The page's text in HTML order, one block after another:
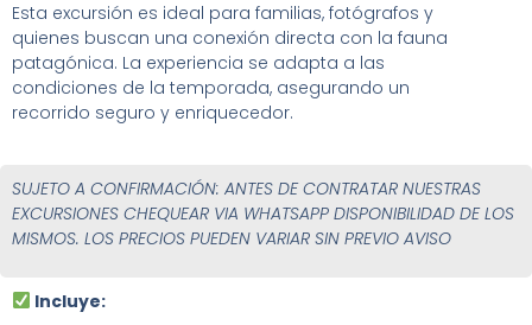
Esta excursión es ideal para familias, fotógrafos y
quienes buscan una conexión directa con la fauna
patagónica. La experiencia se adapta a las
condiciones de la temporada, asegurando un
recorrido seguro y enriquecedor.
SUJETO A CONFIRMACIÓN: ANTES DE CONTRATAR NUESTRAS
EXCURSIONES CHEQUEAR VIA WHATSAPP DISPONIBILIDAD DE LOS
MISMOS. LOS PRECIOS PUEDEN VARIAR SIN PREVIO AVISO
Incluye: